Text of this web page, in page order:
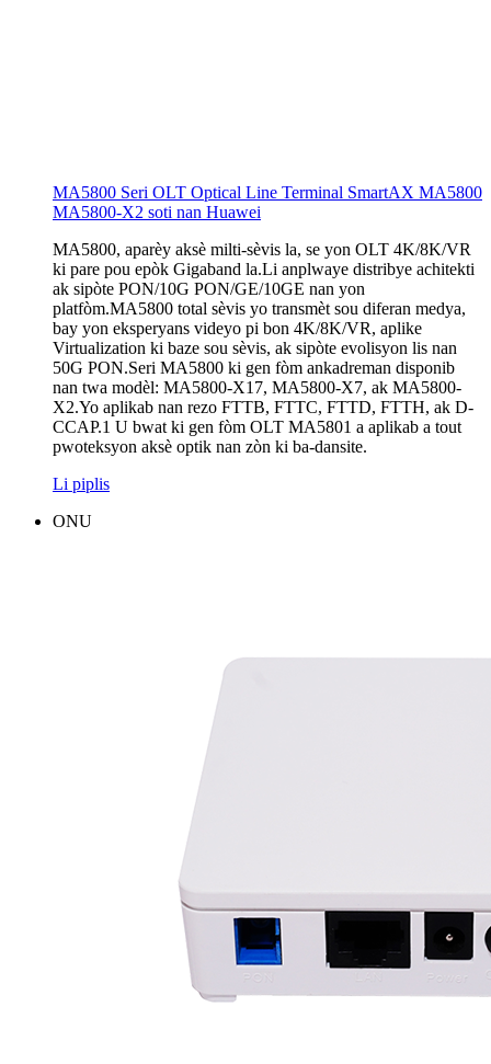
MA5800 Seri OLT Optical Line Terminal SmartAX MA5800
MA5800-X2 soti nan Huawei
MA5800, aparèy aksè milti-sèvis la, se yon OLT 4K/8K/VR
ki pare pou epòk Gigaband la.Li anplwaye distribye achitekti
ak sipòte PON/10G PON/GE/10GE nan yon
platfòm.MA5800 total sèvis yo transmèt sou diferan medya,
bay yon eksperyans videyo pi bon 4K/8K/VR, aplike
Virtualization ki baze sou sèvis, ak sipòte evolisyon lis nan
50G PON.Seri MA5800 ki gen fòm ankadreman disponib
nan twa modèl: MA5800-X17, MA5800-X7, ak MA5800-
X2.Yo aplikab nan rezo FTTB, FTTC, FTTD, FTTH, ak D-
CCAP.1 U bwat ki gen fòm OLT MA5801 a aplikab a tout
pwoteksyon aksè optik nan zòn ki ba-dansite.
Li piplis
ONU